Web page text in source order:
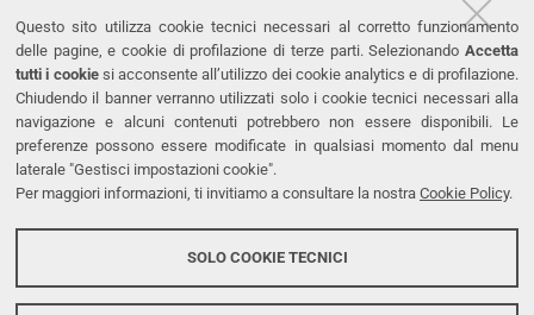
Questo sito utilizza cookie tecnici necessari al corretto funzionamento
delle pagine, e cookie di profilazione di terze parti. Selezionando Accetta
tutti i cookiesi acconsente all’utilizzo dei cookie analytics e di profilazione.
Chiudendo il banner verranno utilizzati solo i cookie tecnici necessari alla
navigazione e alcuni contenuti potrebbero non essere disponibili. Le
preferenze possono essere modificate in qualsiasi momento dal menu
laterale "Gestisci impostazioni cookie".
Per maggiori informazioni, ti invitiamo a consultare la nostra Cookie Policy.
SOLO COOKIE TECNICI
Tel. +39 0532 293111
Fax. +39 0532 293031
PEC
LINKS
Dichiarazione di accessibilità
Protezione dati personali